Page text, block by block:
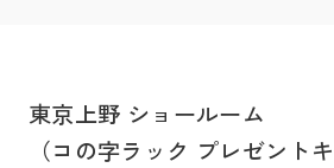
東京上野 ショールーム
（コの字ラック プレゼント